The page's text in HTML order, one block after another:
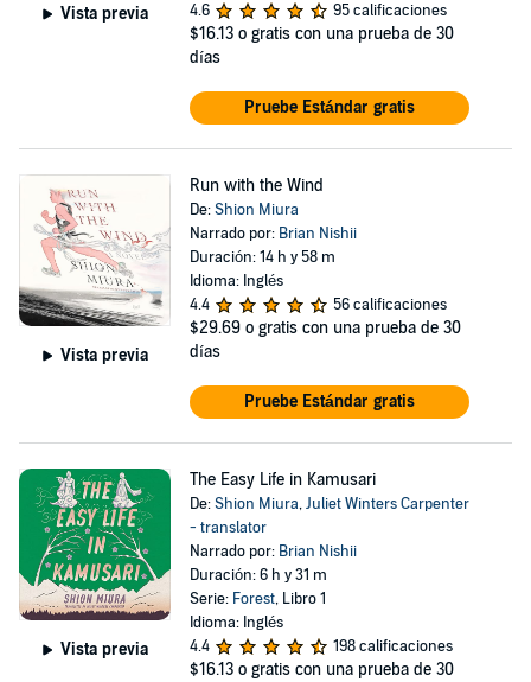
Vista previa
4.6
95 calificaciones
$16.13 o gratis con una prueba de 30
días
Pruebe Estándar gratis
Vista previa
Run with the Wind
De:Shion Miura
Narrado por: Brian Nishii
Duración: 14 h y 58 m
Idioma: Inglés
4.4
56 calificaciones
$29.69 o gratis con una prueba de 30
días
Pruebe Estándar gratis
Vista previa
The Easy Life in Kamusari
De:Shion Miura,Juliet Winters Carpenter
- translator
Narrado por: Brian Nishii
Duración: 6 h y 31 m
Serie: Forest, Libro 1
Idioma: Inglés
4.4
198 calificaciones
$16.13 o gratis con una prueba de 30